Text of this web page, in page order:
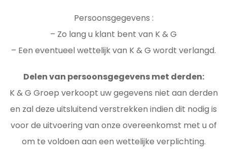
Persoonsgegevens :
– Zo lang u klant bent van K & G
– Een eventueel wettelijk van K & G wordt verlangd.
Delen van persoonsgegevens met derden:
K & G Groep verkoopt uw gegevens niet aan derden
en zal deze uitsluitend verstrekken indien dit nodig is
voor de uitvoering van onze overeenkomst met u of
om te voldoen aan een wettelijke verplichting.